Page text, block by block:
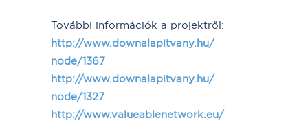
További információk a projektről:
http://www.downalapitvany.hu/
node/1367
http://www.downalapitvany.hu/
node/1327
http://www.valueablenetwork.eu/